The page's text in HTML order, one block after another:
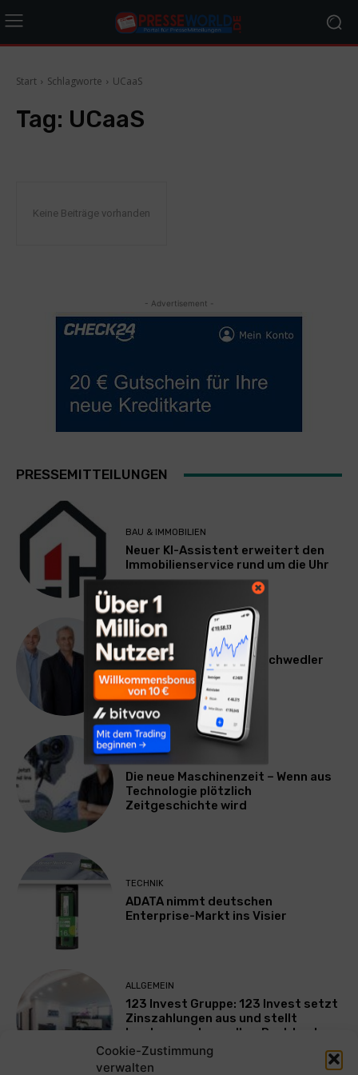
Cookie-Zustimmung
verwalten
Start Schlagworte UCaaS
Tag: UCaaS
Keine Beiträge vorhanden
- Advertisement -
PRESSEMITTEILUNGEN
BAU & IMMOBILIEN
Neuer KI-Assistent erweitert den
Immobilienservice rund um die Uhr
WERBUNG & MARKETING
Willi Arsan & Christoph Schwedler
werden münchen.tv-
Geschäftsführer
TECHNIK
Die neue Maschinenzeit – Wenn aus
Technologie plötzlich
Zeitgeschichte wird
TECHNIK
ADATA nimmt deutschen
Enterprise-Markt ins Visier
ALLGEMEIN
123 Invest Gruppe: 123 Invest setzt
Zinszahlungen aus und stellt
Insolvenzantrag – Ihre Rechte als
Anleger